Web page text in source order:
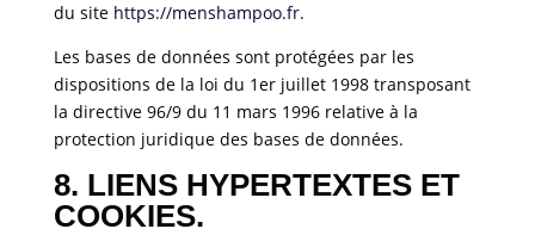
du sitehttps://menshampoo.fr.
Les bases de données sont protégées par les
dispositions de la loi du 1er juillet 1998 transposant
la directive 96/9 du 11 mars 1996 relative à la
protection juridique des bases de données.
8. LIENS HYPERTEXTES ET
COOKIES.